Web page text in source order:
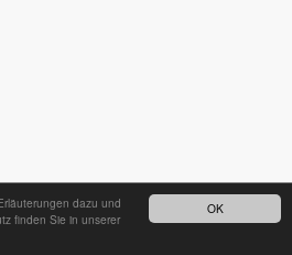
OK
dazu und
finden Sie in unserer
unter